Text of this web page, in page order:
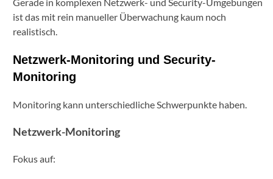
ist das mit rein manueller Überwachung kaum noch
realistisch.
Netzwerk-Monitoring und Security-
Monitoring
Monitoring kann unterschiedliche Schwerpunkte haben.
Netzwerk-Monitoring
Fokus auf: